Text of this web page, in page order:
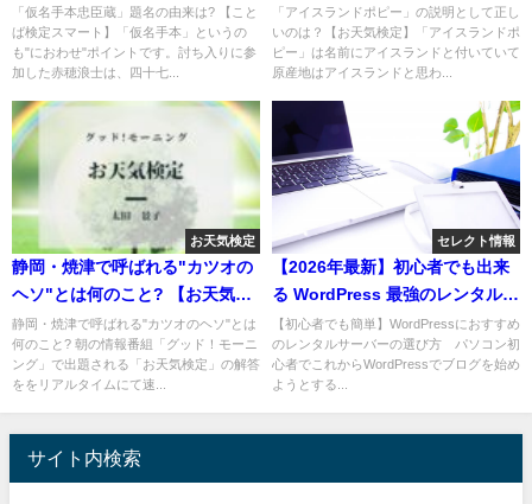
「仮名手本忠臣蔵」題名の由来は? 【こと
ば検定スマート】「仮名手本」というの
も"におわせ"ポイントです。討ち入りに参
加した赤穂浪士は、四十七...
定】
「アイスランドポピー」の説明として正し
いのは？【お天気検定】「アイスランドポ
ピー」は名前にアイスランドと付いていて
原産地はアイスランドと思わ...
お天気検定
静岡・焼津で呼ばれる"カツオの
ヘソ"とは何のこと? 【お天気検
定】
静岡・焼津で呼ばれる"カツオのヘソ"とは
何のこと? 朝の情報番組「グッド！モーニ
ング」で出題される「お天気検定」の解答
ををリアルタイムにて速...
セレクト情報
【2026年最新】初心者でも出来
る WordPress 最強のレンタルサ
ーバー
【初心者でも簡単】WordPressにおすすめ
のレンタルサーバーの選び方 パソコン初
心者でこれからWordPressでブログを始め
ようとする...
サイト内検索